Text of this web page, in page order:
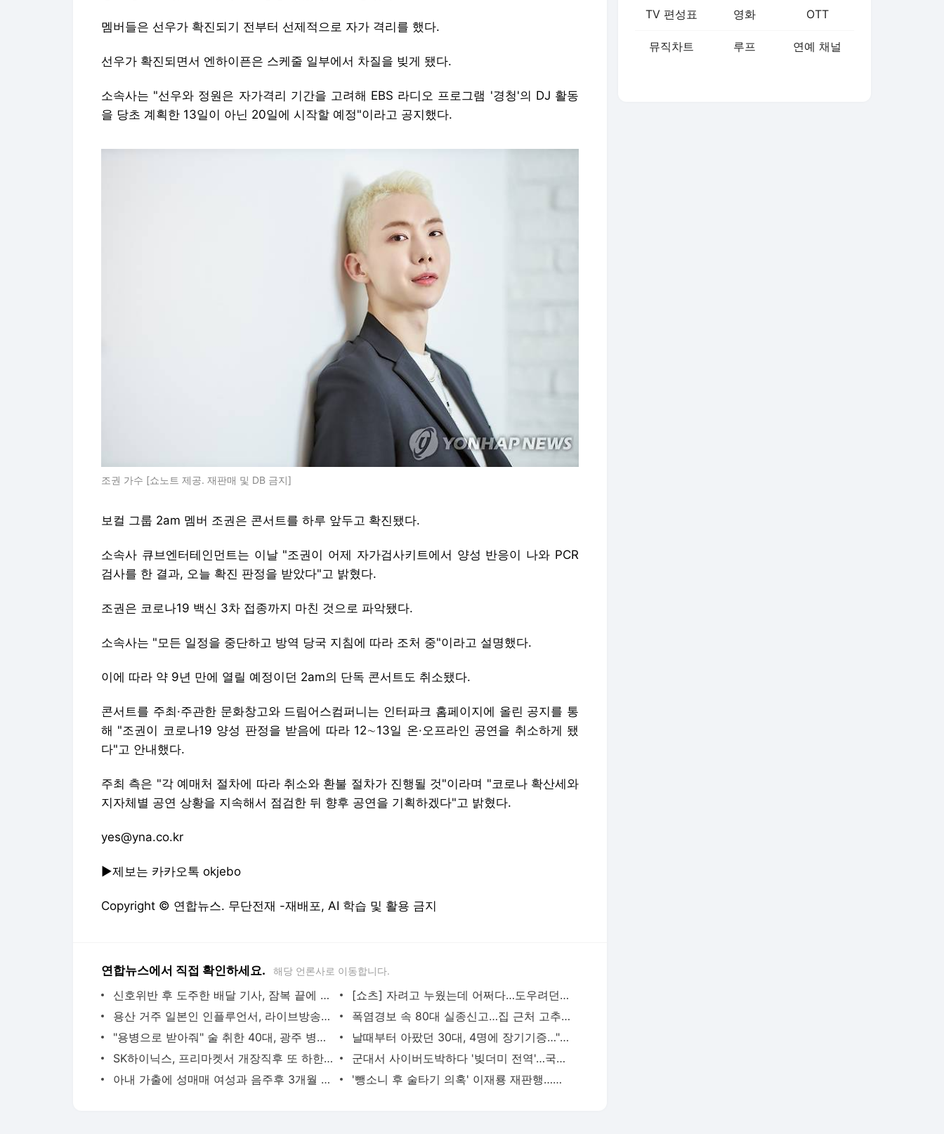
멤버들은 선우가 확진되기 전부터 선제적으로 자가 격리를 했다.
선우가 확진되면서 엔하이픈은 스케줄 일부에서 차질을 빚게 됐다.
소속사는 "선우와 정원은 자가격리 기간을 고려해 EBS 라디오 프로그램 '경청'의 DJ 활동
을 당초 계획한 13일이 아닌 20일에 시작할 예정"이라고 공지했다.
조권 가수 [쇼노트 제공. 재판매 및 DB 금지]
보컬 그룹 2am 멤버 조권은 콘서트를 하루 앞두고 확진됐다.
소속사 큐브엔터테인먼트는 이날 "조권이 어제 자가검사키트에서 양성 반응이 나와 PCR
검사를 한 결과, 오늘 확진 판정을 받았다"고 밝혔다.
조권은 코로나19 백신 3차 접종까지 마친 것으로 파악됐다.
소속사는 "모든 일정을 중단하고 방역 당국 지침에 따라 조처 중"이라고 설명했다.
이에 따라 약 9년 만에 열릴 예정이던 2am의 단독 콘서트도 취소됐다.
콘서트를 주최·주관한 문화창고와 드림어스컴퍼니는 인터파크 홈페이지에 올린 공지를 통
해 "조권이 코로나19 양성 판정을 받음에 따라 12∼13일 온·오프라인 공연을 취소하게 됐
다"고 안내했다.
주최 측은 "각 예매처 절차에 따라 취소와 환불 절차가 진행될 것"이라며 "코로나 확산세와
지자체별 공연 상황을 지속해서 점검한 뒤 향후 공연을 기획하겠다"고 밝혔다.
yes@yna.co.kr
▶제보는 카카오톡 okjebo
Copyright © 연합뉴스. 무단전재 -재배포, AI 학습 및 활용 금지
연합뉴스에서 직접 확인하세요. 해당 언론사로 이동합니다.
신호위반 후 도주한 배달 기사, 잠복 끝에 잡고 보니 수배자 | 연합뉴스
[쇼츠] 자려고 누웠는데 어쩌다…도우려던 친구마저 | 연합뉴스
용산 거주 일본인 인플루언서, 라이브방송 도중 사망 | 연합뉴스
폭염경보 속 80대 실종신고…집 근처 고추밭서 숨진 채 발견 | 연합뉴스
"용병으로 받아줘" 술 취한 40대, 광주 병무청 주차장서 난동 | 연합뉴스
날때부터 아팠던 30대, 4명에 장기기증…"너를 키우며 행복했어" | 연합뉴스
SK하이닉스, 프리마켓서 개장직후 또 하한가…시초가 논란 지속 | 연합뉴스
군대서 사이버도박하다 '빚더미 전역'…국방부, 자진신고제 검토 | 연합뉴스
아내 가출에 성매매 여성과 음주후 3개월 아들 살해한 30대 중형 | 연합뉴스
'뺑소니 후 술타기 의혹' 이재룡 재판행…음주운전 혐의는 제외 | 연합뉴스
TV 편성표 영화 OTT
뮤직차트 루프 연예 채널